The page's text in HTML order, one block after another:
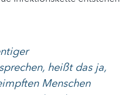
heißt das ja,
Menschen